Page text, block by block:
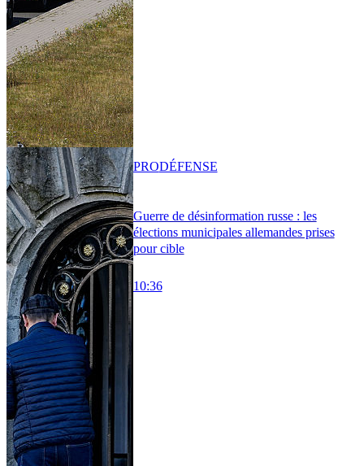
Guerre de désinformation russe : les
élections municipales allemandes prises
pour cible
10:36
PRODÉFENSE